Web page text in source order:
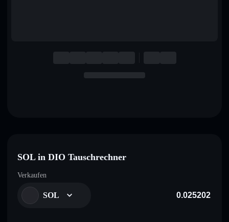
SOL in DIO Tauschrechner
Verkaufen
SOL